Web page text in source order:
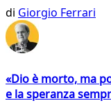
di Giorgio Ferrari
«Dio è morto, ma
e la speranza